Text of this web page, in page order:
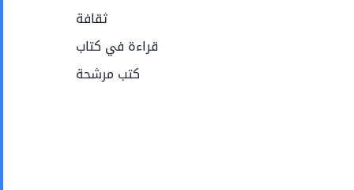
ثقافة
قراءة في كتاب
كتب مرشحة